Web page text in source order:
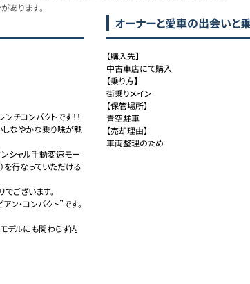
あります。
チコンパクトです！！
しなやかな乗り味が魅
ンシャル手動変速モー
を行なっていただける
ございます。
・コンパクト”です。
デルにも関わらず内
オーナーと愛車の出会いと
【購入先】
中古車店にて購入
【乗り方】
街乗りメイン
【保管場所】
青空駐車
【売却理由】
車両整理のため